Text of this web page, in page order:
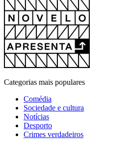
Categorias mais populares
Comédia
Sociedade e cultura
Notícias
Desporto
Crimes verdadeiros